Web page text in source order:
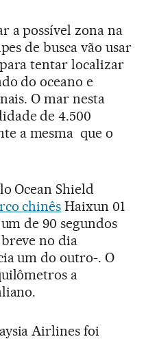
a possível zona na
de busca vão usar
tentar localizar
do oceano e
O mar nesta
de 4.500
a mesma que o
Ocean Shield
chinês Haixun 01
de 90 segundos
no dia
um do outro-. O
a
Airlines foi